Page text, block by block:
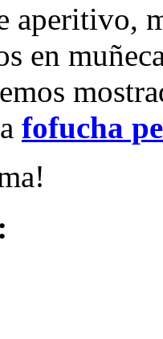
aperitivo,
en
fofucha